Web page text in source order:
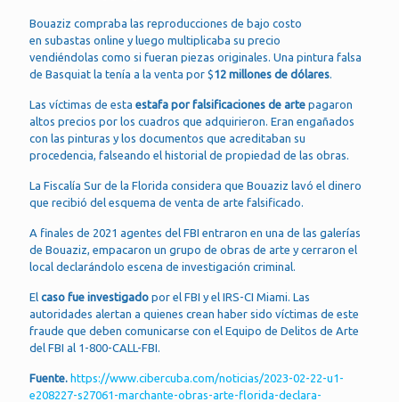
Bouaziz compraba las reproducciones de bajo costo
en subastas online y luego multiplicaba su precio
vendiéndolas como si fueran piezas originales. Una pintura falsa
de Basquiat la tenía a la venta por $12 millones de dólares.
Las víctimas de esta estafa por falsificaciones de arte pagaron
altos precios por los cuadros que adquirieron. Eran engañados
con las pinturas y los documentos que acreditaban su
procedencia, falseando el historial de propiedad de las obras.
La Fiscalía Sur de la Florida considera que Bouaziz lavó el dinero
que recibió del esquema de venta de arte falsificado.
A finales de 2021 agentes del FBI entraron en una de las galerías
de Bouaziz, empacaron un grupo de obras de arte y cerraron el
local declarándolo escena de investigación criminal.
El caso fue investigado por el FBI y el IRS-CI Miami. Las
autoridades alertan a quienes crean haber sido víctimas de este
fraude que deben comunicarse con el Equipo de Delitos de Arte
del FBI al 1-800-CALL-FBI.
Fuente. https://www.cibercuba.com/noticias/2023-02-22-u1-
e208227-s27061-marchante-obras-arte-florida-declara-